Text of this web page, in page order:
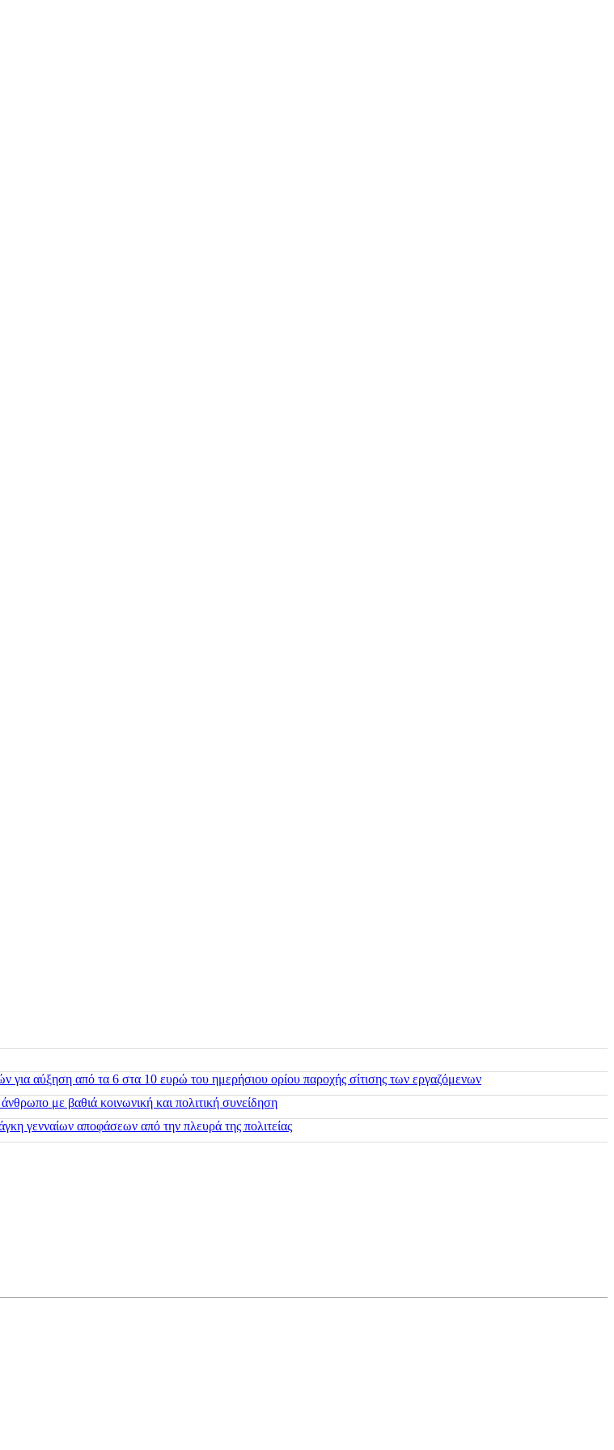
για αύξηση από τα 6 στα 10 ευρώ του ημερήσιου ορίου παροχής σίτισης των εργαζόμενων
με βαθιά κοινωνική και πολιτική συνείδηση
γενναίων αποφάσεων από την πλευρά της πολιτείας